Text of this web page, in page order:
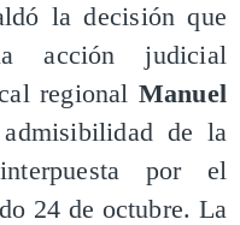
la decisión que
acción judicial
regional Manuel
de la
por el
24 de octubre. La